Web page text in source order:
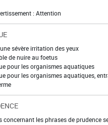
: Attention
sévère irritation des yeux
de nuire au foetus
pour les organismes aquatiques
pour les organismes aquatiques,
les phrases de prudence